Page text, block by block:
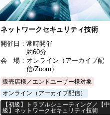
ネットワークセキュリティ技術
開催日： 常時開催
約60分
会 場： オンライン（アーカイブ配
信/Zoom）
販売店様／エンドユーザー様対象
オンライン（アーカイブ配信）
【初級】トラブルシューティング／【中
級】ネットワークセキュリティ技術